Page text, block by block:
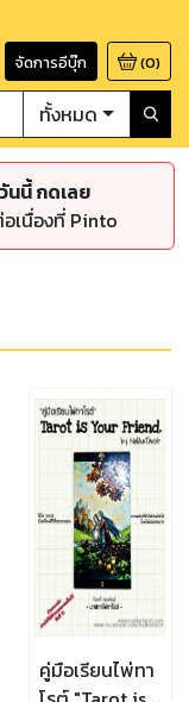
จัดการอีบุ๊ก (0)
ทั้งหมด
นนี้ กดเลย
เนื่องที่ Pinto
คู่มือเรียนไพ่ทา